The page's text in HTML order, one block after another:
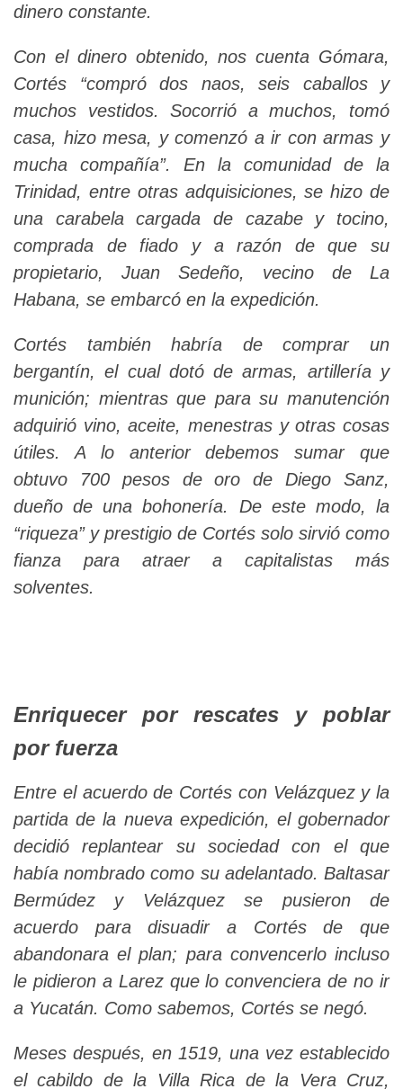
dinero constante.
Con el dinero obtenido, nos cuenta Gómara,
Cortés “compró dos naos, seis caballos y
muchos vestidos. Socorrió a muchos, tomó
casa, hizo mesa, y comenzó a ir con armas y
mucha compañía”. En la comunidad de la
Trinidad, entre otras adquisiciones, se hizo de
una carabela cargada de cazabe y tocino,
comprada de fiado y a razón de que su
propietario, Juan Sedeño, vecino de La
Habana, se embarcó en la expedición.
Cortés también habría de comprar un
bergantín, el cual dotó de armas, artillería y
munición; mientras que para su manutención
adquirió vino, aceite, menestras y otras cosas
útiles. A lo anterior debemos sumar que
obtuvo 700 pesos de oro de Diego Sanz,
dueño de una bohonería. De este modo, la
“riqueza” y prestigio de Cortés solo sirvió como
fianza para atraer a capitalistas más
solventes.
Enriquecer por rescates y poblar
por fuerza
Entre el acuerdo de Cortés con Velázquez y la
partida de la nueva expedición, el gobernador
decidió replantear su sociedad con el que
había nombrado como su adelantado. Baltasar
Bermúdez y Velázquez se pusieron de
acuerdo para disuadir a Cortés de que
abandonara el plan; para convencerlo incluso
le pidieron a Larez que lo convenciera de no ir
a Yucatán. Como sabemos, Cortés se negó.
Meses después, en 1519, una vez establecido
el cabildo de la Villa Rica de la Vera Cruz,